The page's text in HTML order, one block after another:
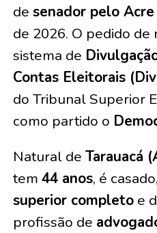
de senador pelo Acre
de 2026. O pedido de
sistema de
Contas Eleitorais
do Tribunal Superior
como partido o
Natural de Tarauacá
tem 44 anos, é
superior completoe
profissão de